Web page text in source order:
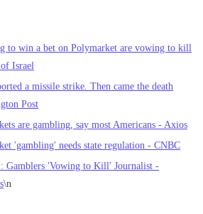
to win a bet on Polymarket are vowing to kill
Israel
a missile strike. Then came the death
Post
are gambling, say most Americans - Axios
'gambling' needs state regulation - CNBC
Gamblers 'Vowing to Kill' Journalist -
\n